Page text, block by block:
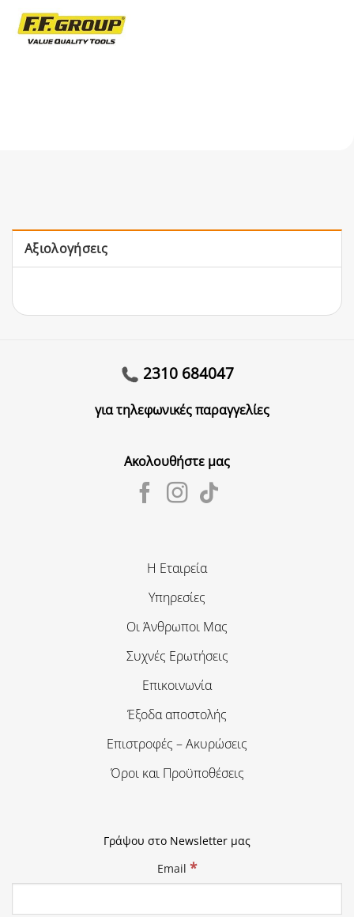
Αξιολογήσεις
2310 684047
για τηλεφωνικές παραγγελίες
Ακολουθήστε μας
Η Εταιρεία
Υπηρεσίες
Οι Άνθρωποι Μας
Συχνές Ερωτήσεις
Επικοινωνία
Έξοδα αποστολής
Επιστροφές – Ακυρώσεις
Όροι και Προϋποθέσεις
Γράψου στο Newsletter μας
Email *